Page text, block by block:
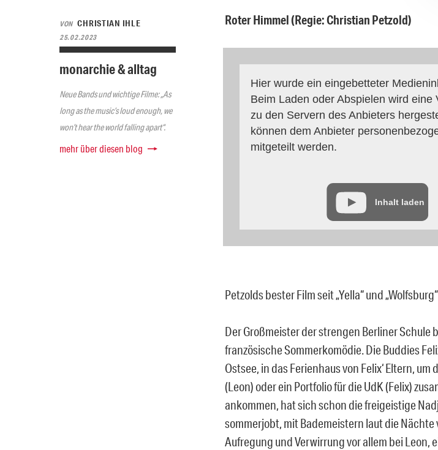
VON CHRISTIAN IHLE
25.02.2023
monarchie & alltag
Neue Bands und wichtige Filme: „As
long as the music’s loud enough, we
won’t hear the world falling apart“.
mehr über diesen blog
Roter Himmel (Regie: Christian Petzold)
Hier wurde ein eingebetteter
Beim Laden oder Abspielen wird eine
zu den Servern des Anbieters
können dem Anbieter
mitgeteilt werden.
Inhalt laden
Petzolds bester Film seit „Yella“ und
Der Großmeister der strengen Berliner Schule
französische Sommerkomödie. Die Buddies
Ostsee, in das Ferienhaus von Felix‘ Eltern,
(Leon) oder ein Portfolio für die UdK (Felix)
ankommen, hat sich schon die freigeistige
sommerjobt, mit Bademeistern laut die
Aufregung und Verwirrung vor allem bei Leon,